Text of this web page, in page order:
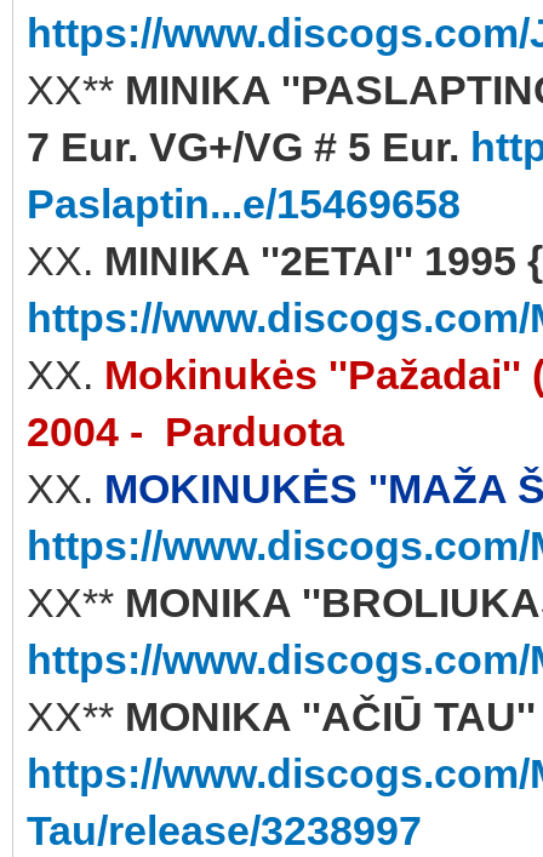
https://www.discogs.com/
XX** MINIKA
7 Eur. VG+/VG # 5 Eur.
Paslaptin...e/15469658
XX. MINIKA ''2ETAI'' 1995
https://www.discogs.com/
XX. Mokinukės ''Pažadai''
2004 - Parduota
XX. MOKINUKĖS ''MAŽA
https://www.discogs.com/
XX** MONIKA
https://
XX** MONIKA ''AČIŪ
https://
Tau/release/3238997